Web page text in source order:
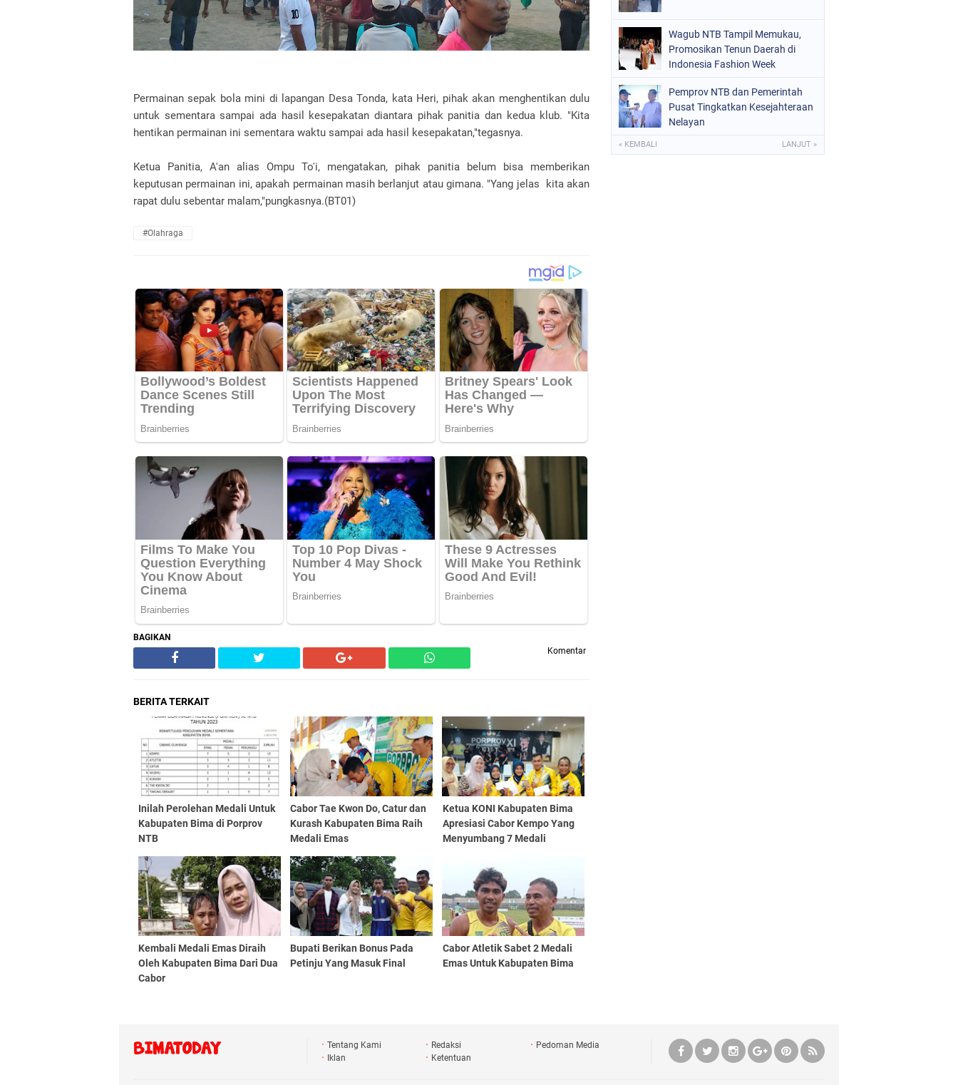
Permainan sepak bola mini di lapangan Desa Tonda, kata Heri, pihak akan menghentikan dulu
untuk sementara sampai ada hasil kesepakatan diantara pihak panitia dan kedua klub. "Kita
hentikan permainan ini sementara waktu sampai ada hasil kesepakatan,"tegasnya.
Ketua Panitia, A'an alias Ompu To'i, mengatakan, pihak panitia belum bisa memberikan
keputusan permainan ini, apakah permainan masih berlanjut atau gimana. "Yang jelas kita akan
rapat dulu sebentar malam,"pungkasnya.(BT01)
#Olahraga
BAGIKAN
Komentar
BERITA TERKAIT
Inilah Perolehan Medali Untuk
Kabupaten Bima di Porprov
NTB
Cabor Tae Kwon Do, Catur dan
Kurash Kabupaten Bima Raih
Medali Emas
Ketua KONI Kabupaten Bima
Apresiasi Cabor Kempo Yang
Menyumbang 7 Medali
Kembali Medali Emas Diraih
Oleh Kabupaten Bima Dari Dua
Cabor
Bupati Berikan Bonus Pada
Petinju Yang Masuk Final
Cabor Atletik Sabet 2 Medali
Emas Untuk Kabupaten Bima
Wagub NTB Tampil Memukau,
Promosikan Tenun Daerah di
Indonesia Fashion Week
Pemprov NTB dan Pemerintah
Pusat Tingkatkan Kesejahteraan
Nelayan
« KEMBALI LANJUT »
Tentang Kami Redaksi
Pedoman Media
Iklan
Ketentuan